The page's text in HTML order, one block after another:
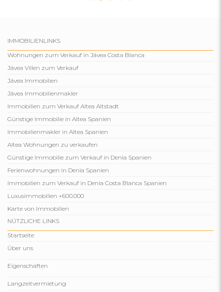
IMMOBILIENLINKS
Wohnungen zum Verkauf in Jávea Costa Blanca
Jávea Villen zum Verkauf
Jávea Immobilien
Jávea Immobilienmakler
Immobilien zum Verkauf Altea Altstadt
Günstige Immobilie in Altea Spanien
Immobilienmakler in Altea Spanien
Altea Wohnungen zu verkaufen
Günstige Immobilie zum Verkauf in Denia Spanien
Ferienwohnungen in Denia Spanien
Immobilien zum Verkauf in Denia Costa Blanca Spanien
Luxusimmobilien +600.000
Karte von Immobilien
NÜTZLICHE LINKS
Startseite
Über uns
Eigenschaften
Langzeitvermietung